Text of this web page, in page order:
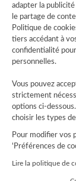
adapter la
le partage de
Politique de
tiers accédant à
confidentialité
personnelles.
Vous pouvez
strictement
options ci-
choisir les types
Pour modifier vos
'Préférences de
Lire la politique de
Les chiffres fournis
législation européenne
septembre 2018, les
procédure d'essai
permettant de
consommation de
le style de conduite,
les accessoires
d’autonomie sont
Les coûts liés à
Les cartes sur ce